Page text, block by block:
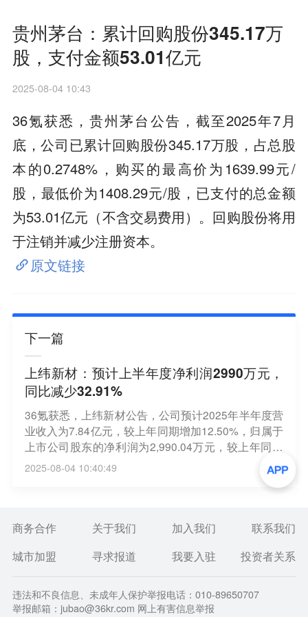
贵州茅台：累计回购股份345.17万
股，支付金额53.01亿元
2025-08-04 10:43
36氪获悉，贵州茅台公告，截至2025年7月
底，公司已累计回购股份345.17万股，占总股
本的0.2748%，购买的最高价为1639.99元/
股，最低价为1408.29元/股，已支付的总金额
为53.01亿元（不含交易费用）。回购股份将用
于注销并减少注册资本。
原文链接
下一篇
上纬新材：预计上半年度净利润2990万元，
同比减少32.91%
36氪获悉，上纬新材公告，公司预计2025年半年度营
业收入为7.84亿元，较上年同期增加12.50%，归属于
上市公司股东的净利润为2,990.04万元，较上年同期
减少32.91%。业绩下滑主要由于海外销售运费及佣金
增加约1,100万元，二季度新台币兑美元汇率急升导致
汇兑损失约768万元，以及研发可回收产品检测试验
2025-08-04 10:40:49
商务合作 关于我们 加入我们
联系我们
城市加盟
寻求报道 我要入驻 投资者关系
违法和不良信息、未成年人保护举报电话：010-89650707
举报邮箱：jubao@36kr.com 网上有害信息举报